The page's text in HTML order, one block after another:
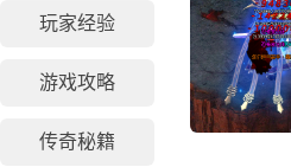
玩家经验
游戏攻略
传奇秘籍